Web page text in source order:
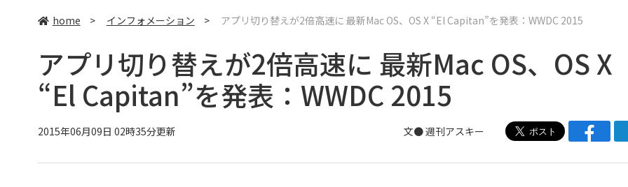
home > インフォメーション > アプリ切り替えが2倍高速に 最新Mac OS、OS X “El Capitan”を発表：WWDC 2015
アプリ切り替えが2倍高速に 最新Mac OS、OS X
“El Capitan”を発表：WWDC 2015
2015年06月09日 02時35分更新 文●週刊アスキー